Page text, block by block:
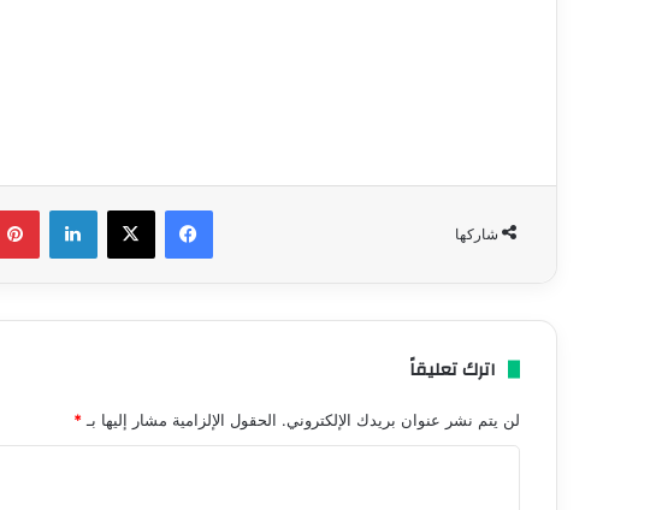
شاركها
فيسبوك ‫X لينكدإن
اترك تعليقاً
لن يتم نشر عنوان بريدك الإلكتروني. الحقول الإلزامية مشار إليها بـ *